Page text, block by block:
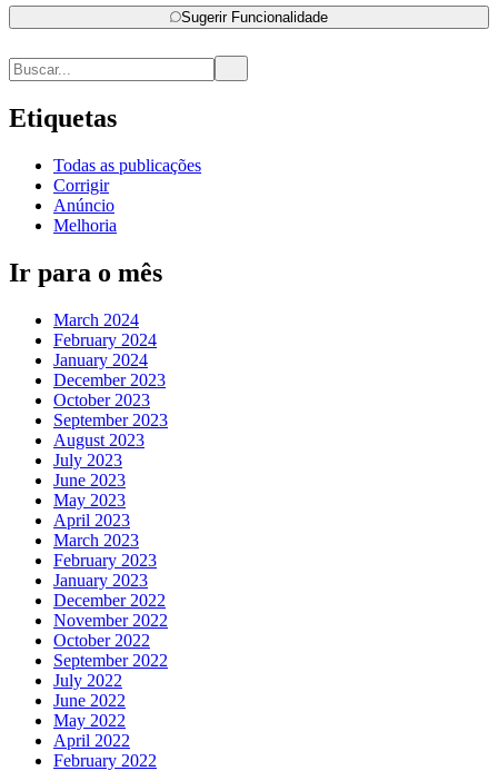
Sugerir Funcionalidade
Etiquetas
Todas as publicações
Corrigir
Anúncio
Melhoria
Ir para o mês
March 2024
February 2024
January 2024
December 2023
October 2023
September 2023
August 2023
July 2023
June 2023
May 2023
April 2023
March 2023
February 2023
January 2023
December 2022
November 2022
October 2022
September 2022
July 2022
June 2022
May 2022
April 2022
February 2022